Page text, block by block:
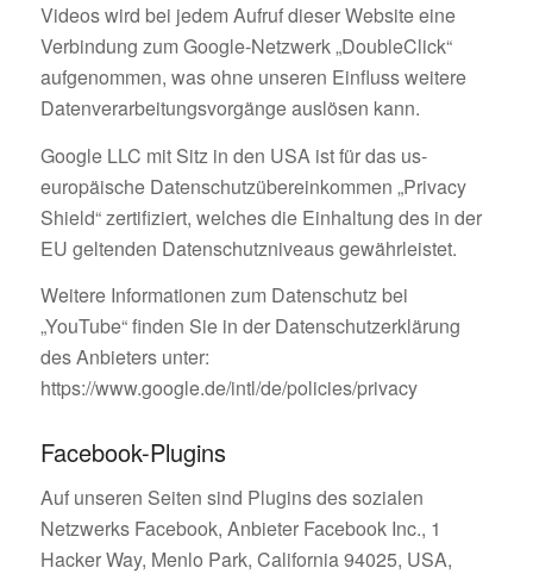
Videos wird bei jedem Aufruf dieser Website eine
Verbindung zum Google-Netzwerk „DoubleClick“
aufgenommen, was ohne unseren Einfluss weitere
Datenverarbeitungsvorgänge auslösen kann.
Google LLC mit Sitz in den USA ist für das us-
europäische Datenschutzübereinkommen „Privacy
Shield“ zertifiziert, welches die Einhaltung des in der
EU geltenden Datenschutzniveaus gewährleistet.
Weitere Informationen zum Datenschutz bei
„YouTube“ finden Sie in der Datenschutzerklärung
des Anbieters unter:
https://www.google.de/intl/de/policies/privacy
Facebook-Plugins
Auf unseren Seiten sind Plugins des sozialen
Netzwerks Facebook, Anbieter Facebook Inc., 1
Hacker Way, Menlo Park, California 94025, USA,